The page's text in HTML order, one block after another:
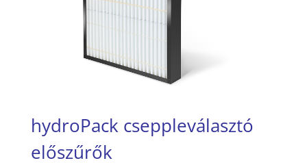
hydroPack cseppleválasztó
előszűrők